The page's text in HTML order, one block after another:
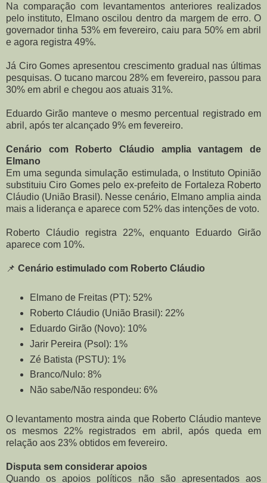
Na comparação com levantamentos anteriores realizados
pelo instituto, Elmano oscilou dentro da margem de erro. O
governador tinha 53% em fevereiro, caiu para 50% em abril
e agora registra 49%.
Já Ciro Gomes apresentou crescimento gradual nas últimas
pesquisas. O tucano marcou 28% em fevereiro, passou para
30% em abril e chegou aos atuais 31%.
Eduardo Girão manteve o mesmo percentual registrado em
abril, após ter alcançado 9% em fevereiro.
Cenário com Roberto Cláudio amplia vantagem de
Elmano
Em uma segunda simulação estimulada, o Instituto Opinião
substituiu Ciro Gomes pelo ex-prefeito de Fortaleza Roberto
Cláudio (União Brasil). Nesse cenário, Elmano amplia ainda
mais a liderança e aparece com 52% das intenções de voto.
Roberto Cláudio registra 22%, enquanto Eduardo Girão
aparece com 10%.
📌 Cenário estimulado com Roberto Cláudio
Elmano de Freitas (PT): 52%
Roberto Cláudio (União Brasil): 22%
Eduardo Girão (Novo): 10%
Jarir Pereira (Psol): 1%
Zé Batista (PSTU): 1%
Branco/Nulo: 8%
Não sabe/Não respondeu: 6%
O levantamento mostra ainda que Roberto Cláudio manteve
os mesmos 22% registrados em abril, após queda em
relação aos 23% obtidos em fevereiro.
Disputa sem considerar apoios
Quando os apoios políticos não são apresentados aos